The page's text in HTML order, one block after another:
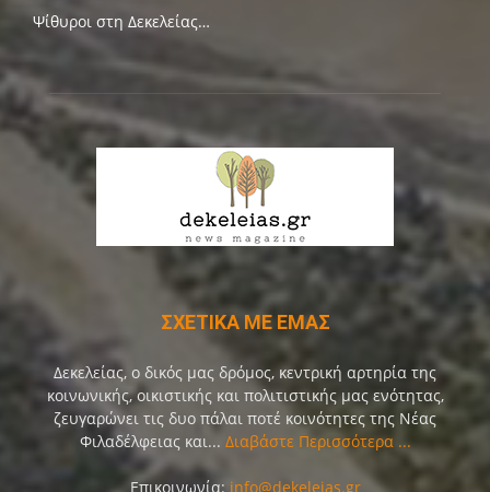
Ψίθυροι στη Δεκελείας…
ΣΧΕΤΙΚΑ ΜΕ ΕΜΑΣ
Δεκελείας, ο δικός μας δρόμος, κεντρική αρτηρία της
κοινωνικής, οικιστικής και πολιτιστικής μας ενότητας,
ζευγαρώνει τις δυο πάλαι ποτέ κοινότητες της Νέας
Φιλαδέλφειας και... Διαβάστε Περισσότερα ...
Επικοινωνία: info@dekeleias.gr